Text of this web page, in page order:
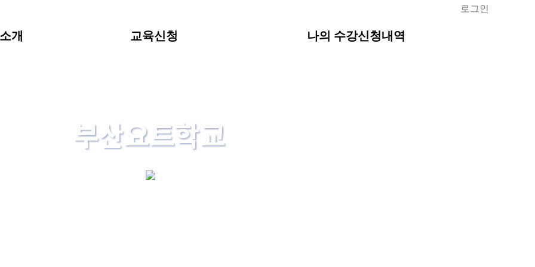
개 교육신청 나의 수강신청내역
로그인